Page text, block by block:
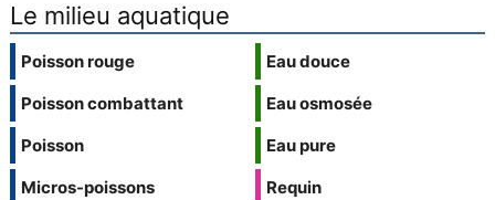
Le milieu aquatique
Poisson rouge
Poisson combattant
Poisson
Micros-poissons
Eau douce
Eau osmosée
Eau pure
Requin